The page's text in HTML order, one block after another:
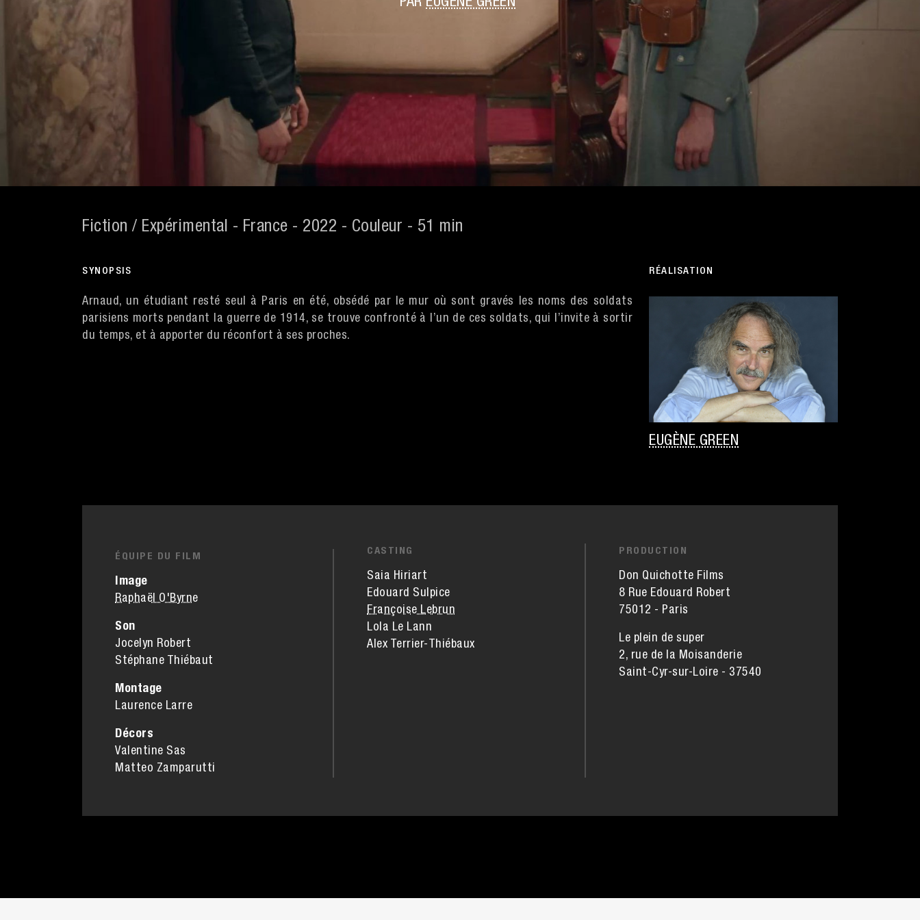
Fiction / Expérimental - France - 2022 - Couleur - 51 min
SYNOPSIS
Arnaud, un étudiant resté seul à Paris en été, obsédé par le mur où sont gravés les noms des soldats
parisiens morts pendant la guerre de 1914, se trouve confronté à l’un de ces soldats, qui l’invite à sortir
du temps, et à apporter du réconfort à ses proches.
RÉALISATION
EUGÈNE GREEN
ÉQUIPE DU FILM
Image
Raphaël O'Byrne
Son
Jocelyn Robert
Stéphane Thiébaut
Montage
Laurence Larre
Décors
Valentine Sas
Matteo Zamparutti
CASTING
Saia Hiriart
Edouard Sulpice
Françoise Lebrun
Lola Le Lann
Alex Terrier-Thiébaux
PRODUCTION
Don Quichotte Films
8 Rue Edouard Robert
75012 - Paris
Le plein de super
2, rue de la Moisanderie
Saint-Cyr-sur-Loire - 37540